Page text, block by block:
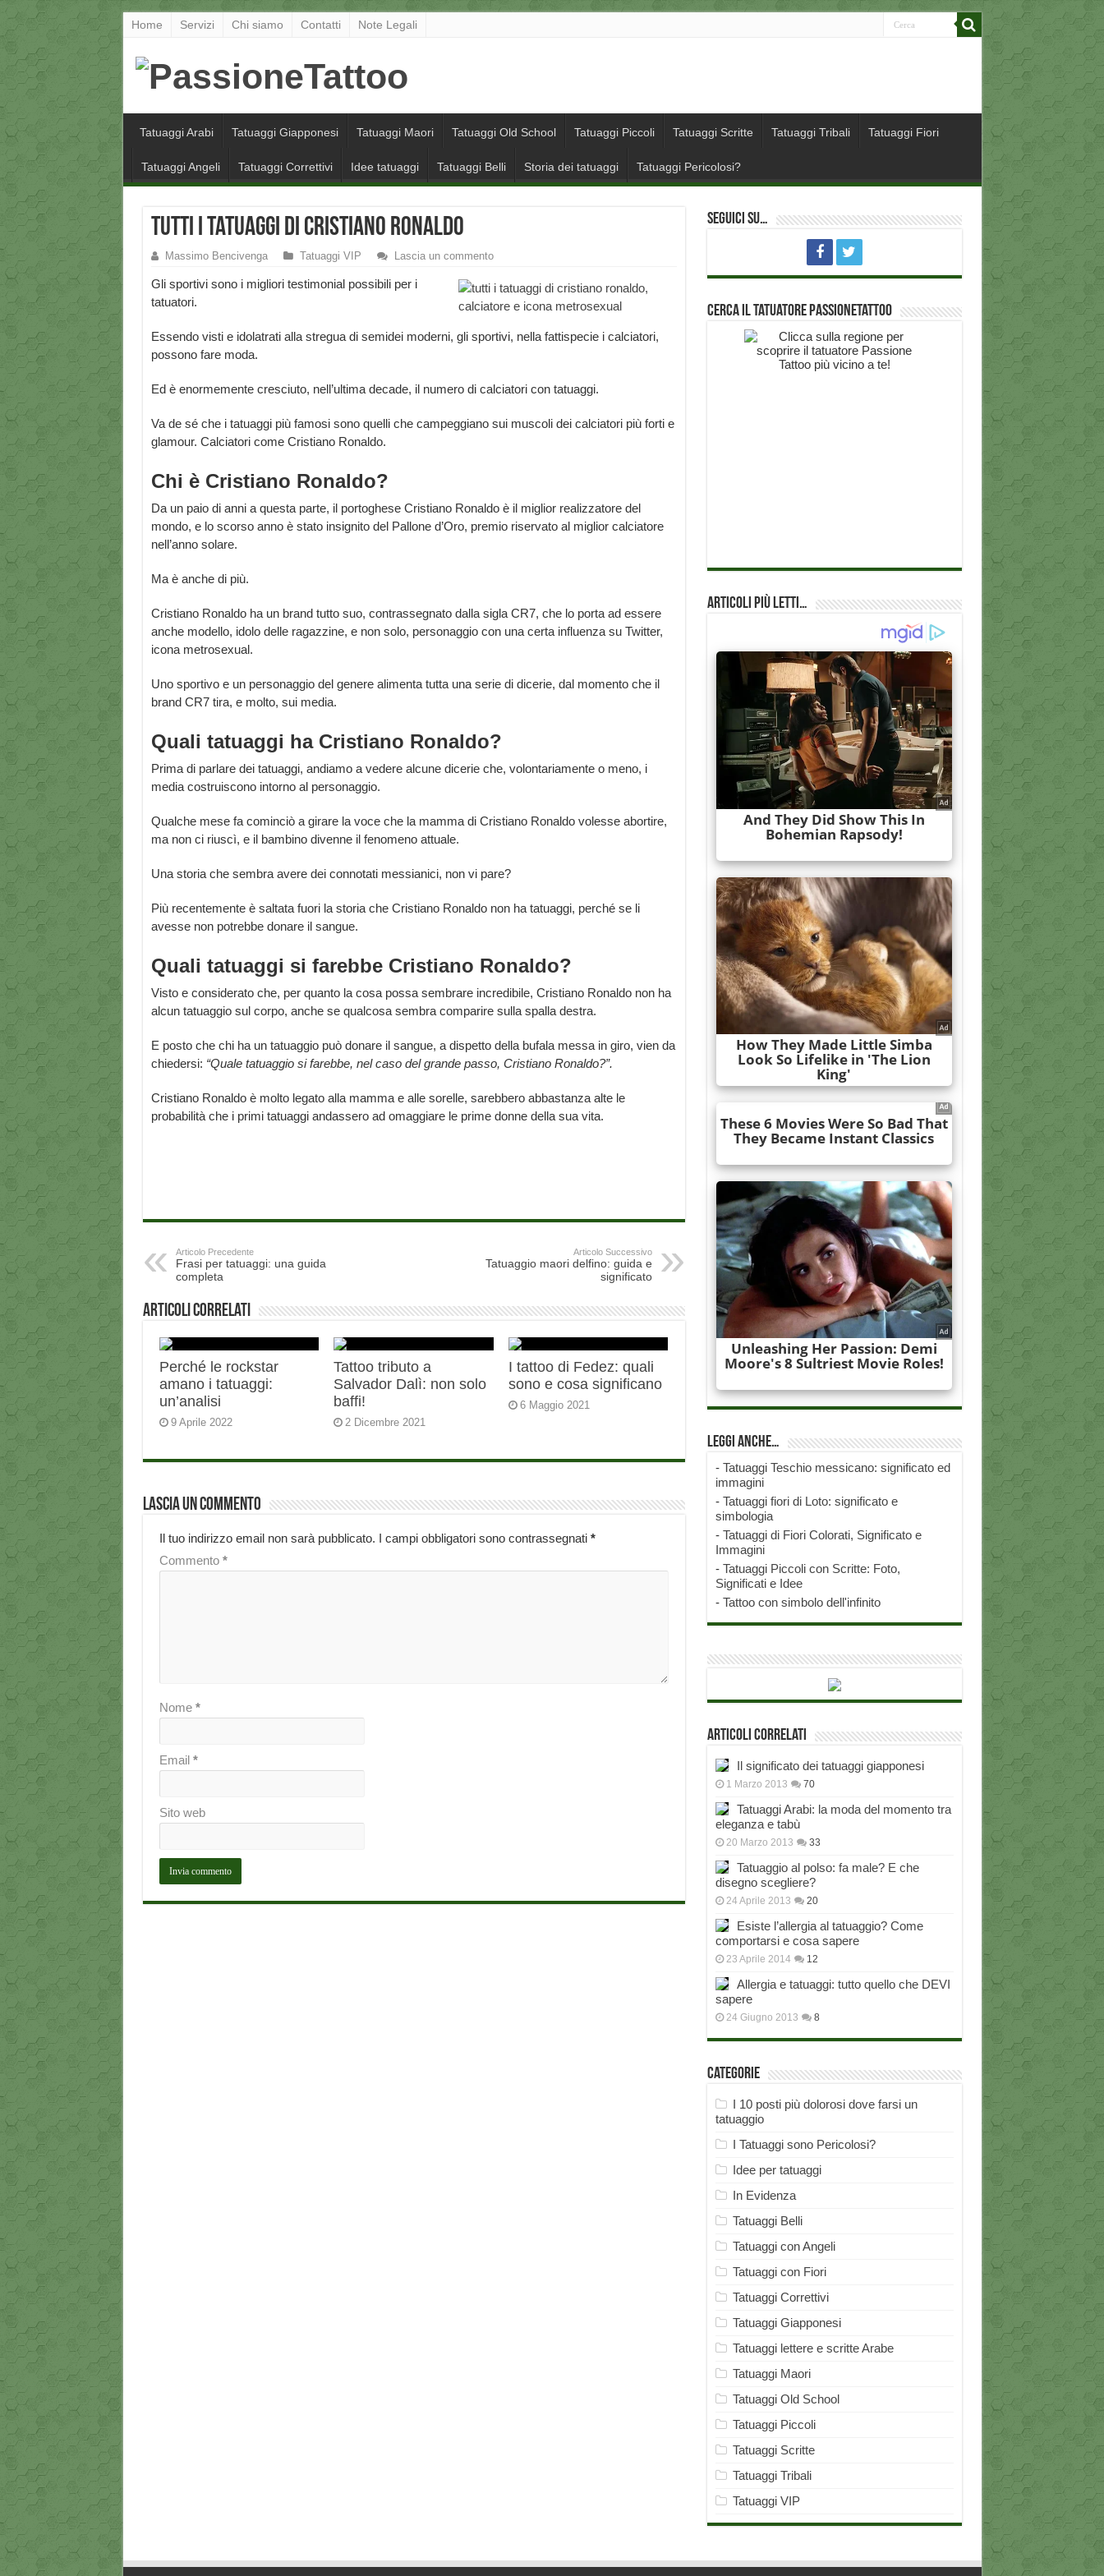
Home Servizi Chi siamo Contatti Note Legali
Tatuaggi Arabi Tatuaggi Giapponesi Tatuaggi Maori Tatuaggi Old School Tatuaggi Piccoli Tatuaggi Scritte Tatuaggi Tribali Tatuaggi Fiori
Tatuaggi Angeli Tatuaggi Correttivi Idee tatuaggi Tatuaggi Belli Storia dei tatuaggi Tatuaggi Pericolosi?
Tutti i tatuaggi di Cristiano Ronaldo
Massimo Bencivenga Tatuaggi VIP Lascia un commento
Gli sportivi sono i migliori testimonial possibili per i
tatuatori.
Essendo visti e idolatrati alla stregua di semidei moderni, gli sportivi, nella fattispecie i calciatori,
possono fare moda.
Ed è enormemente cresciuto, nell’ultima decade, il numero di calciatori con tatuaggi.
Va de sé che i tatuaggi più famosi sono quelli che campeggiano sui muscoli dei calciatori più forti e
glamour. Calciatori come Cristiano Ronaldo.
Chi è Cristiano Ronaldo?
Da un paio di anni a questa parte, il portoghese Cristiano Ronaldo è il miglior realizzatore del
mondo, e lo scorso anno è stato insignito del Pallone d’Oro, premio riservato al miglior calciatore
nell’anno solare.
Ma è anche di più.
Cristiano Ronaldo ha un brand tutto suo, contrassegnato dalla sigla CR7, che lo porta ad essere
anche modello, idolo delle ragazzine, e non solo, personaggio con una certa influenza su Twitter,
icona metrosexual.
Uno sportivo e un personaggio del genere alimenta tutta una serie di dicerie, dal momento che il
brand CR7 tira, e molto, sui media.
Quali tatuaggi ha Cristiano Ronaldo?
Prima di parlare dei tatuaggi, andiamo a vedere alcune dicerie che, volontariamente o meno, i
media costruiscono intorno al personaggio.
Qualche mese fa cominciò a girare la voce che la mamma di Cristiano Ronaldo volesse abortire,
ma non ci riuscì, e il bambino divenne il fenomeno attuale.
Una storia che sembra avere dei connotati messianici, non vi pare?
Più recentemente è saltata fuori la storia che Cristiano Ronaldo non ha tatuaggi, perché se li
avesse non potrebbe donare il sangue.
Quali tatuaggi si farebbe Cristiano Ronaldo?
Visto e considerato che, per quanto la cosa possa sembrare incredibile, Cristiano Ronaldo non ha
alcun tatuaggio sul corpo, anche se qualcosa sembra comparire sulla spalla destra.
E posto che chi ha un tatuaggio può donare il sangue, a dispetto della bufala messa in giro, vien da
chiedersi: “Quale tatuaggio si farebbe, nel caso del grande passo, Cristiano Ronaldo?”.
Cristiano Ronaldo è molto legato alla mamma e alle sorelle, sarebbero abbastanza alte le
probabilità che i primi tatuaggi andassero ad omaggiare le prime donne della sua vita.
Articolo Precedente
Frasi per tatuaggi: una guida
completa
Articolo Successivo
Tatuaggio maori delfino: guida e
significato
Articoli correlati
Perché le rockstar
amano i tatuaggi:
un’analisi
9 Aprile 2022
Tattoo tributo a
Salvador Dalì: non solo
baffi!
2 Dicembre 2021
I tattoo di Fedez: quali
sono e cosa significano
6 Maggio 2021
Lascia un commento
Il tuo indirizzo email non sarà pubblicato. I campi obbligatori sono contrassegnati *
Commento *
Nome *
Email *
Sito web
Seguici su…
Cerca il Tatuatore PassioneTattoo
Articoli più Letti…
Leggi anche…
- Tatuaggi Teschio messicano: significato ed
immagini
- Tatuaggi fiori di Loto: significato e
simbologia
- Tatuaggi di Fiori Colorati, Significato e
Immagini
- Tatuaggi Piccoli con Scritte: Foto,
Significati e Idee
- Tattoo con simbolo dell'infinito
Articoli correlati
Il significato dei tatuaggi giapponesi
1 Marzo 2013 70
Tatuaggi Arabi: la moda del momento tra
eleganza e tabù
20 Marzo 2013 33
Tatuaggio al polso: fa male? E che
disegno scegliere?
24 Aprile 2013 20
Esiste l’allergia al tatuaggio? Come
comportarsi e cosa sapere
23 Aprile 2014 12
Allergia e tatuaggi: tutto quello che DEVI
sapere
24 Giugno 2013 8
Categorie
I 10 posti più dolorosi dove farsi un
tatuaggio
I Tatuaggi sono Pericolosi?
Idee per tatuaggi
In Evidenza
Tatuaggi Belli
Tatuaggi con Angeli
Tatuaggi con Fiori
Tatuaggi Correttivi
Tatuaggi Giapponesi
Tatuaggi lettere e scritte Arabe
Tatuaggi Maori
Tatuaggi Old School
Tatuaggi Piccoli
Tatuaggi Scritte
Tatuaggi Tribali
Tatuaggi VIP